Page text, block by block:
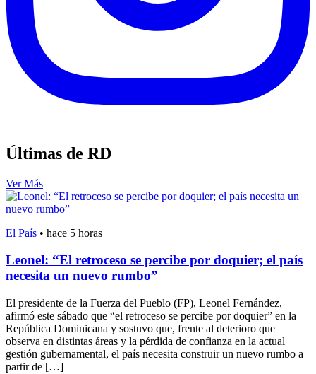
Últimas de RD
Ver Más
El País • hace 5 horas
Leonel: “El retroceso se percibe por doquier; el país
necesita un nuevo rumbo”
El presidente de la Fuerza del Pueblo (FP), Leonel Fernández,
afirmó este sábado que “el retroceso se percibe por doquier” en la
República Dominicana y sostuvo que, frente al deterioro que
observa en distintas áreas y la pérdida de confianza en la actual
gestión gubernamental, el país necesita construir un nuevo rumbo a
partir de […]